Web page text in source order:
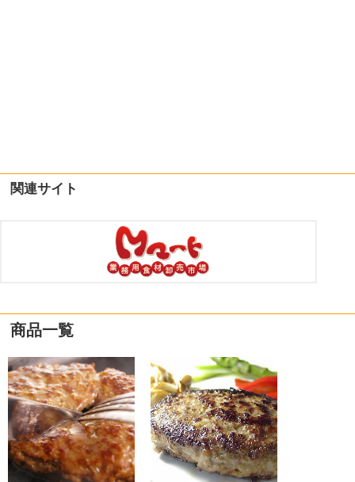
関連サイト
商品一覧